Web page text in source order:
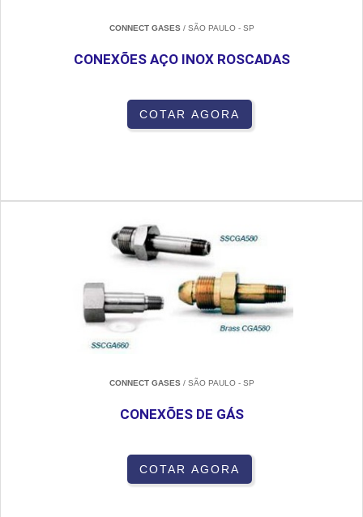
CONNECT GASES/ SÃO PAULO - SP
CONEXÕES AÇO INOX ROSCADAS
COTAR AGORA
CONNECT GASES/ SÃO PAULO - SP
CONEXÕES DE GÁS
COTAR AGORA